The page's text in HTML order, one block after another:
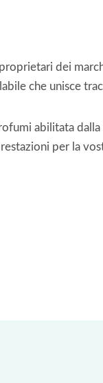
dei
che unisce
abilitata
per la